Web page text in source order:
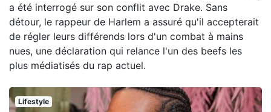
a été interrogé sur son conflit avec Drake. Sans
détour, le rappeur de Harlem a assuré qu'il accepterait
de régler leurs différends lors d'un combat à mains
nues, une déclaration qui relance l'un des beefs les
plus médiatisés du rap actuel.
Lifestyle